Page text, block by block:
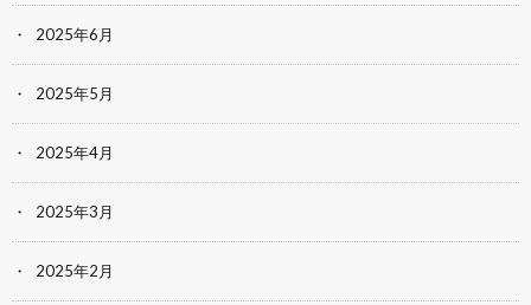
2025年6月
2025年5月
2025年4月
2025年3月
2025年2月